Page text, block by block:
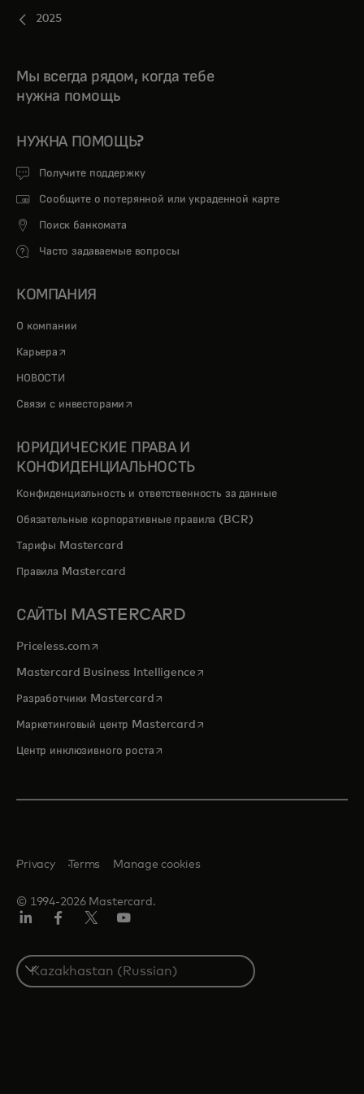
2025
Мы всегда рядом, когда тебе
нужна помощь
НУЖНА ПОМОЩЬ?
Получите поддержку
Сообщите о потерянной или украденной карте
Поиск банкомата
Часто задаваемые вопросы
КОМПАНИЯ
О компании
Карьера opens in a new tab
НОВОСТИ
Связи с инвесторами opens in a new tab
ЮРИДИЧЕСКИЕ ПРАВА И
КОНФИДЕНЦИАЛЬНОСТЬ
Конфиденциальность и ответственность за данные
Обязательные корпоративные правила (BCR)
Тарифы Mastercard
Правила Mastercard
САЙТЫ MASTERCARD
Priceless.com opens in a new tab
Mastercard Business Intelligenceopens in a new tab
Разработчики Mastercardopens in a new tab
Маркетинговый центр Mastercardopens in a new tab
Центр инклюзивного ростаopens in a new tab
© 1994-2026 Mastercard.
Privacy Terms Manage cookies
Select
a
country